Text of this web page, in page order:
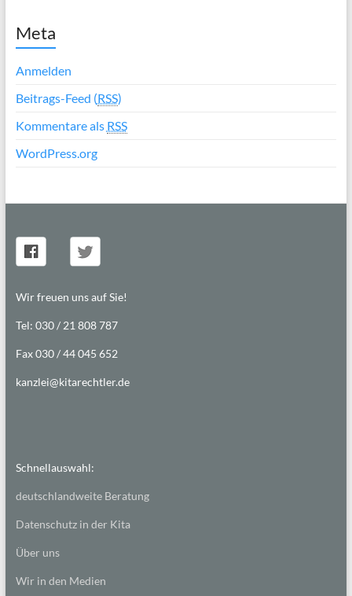
Meta
Anmelden
Beitrags-Feed (RSS)
Kommentare als RSS
WordPress.org
Wir freuen uns auf Sie!
Tel: 030 / 21 808 787
Fax 030 / 44 045 652
kanzlei@kitarechtler.de
Schnellauswahl:
deutschlandweite Beratung
Datenschutz in der Kita
Über uns
Wir in den Medien